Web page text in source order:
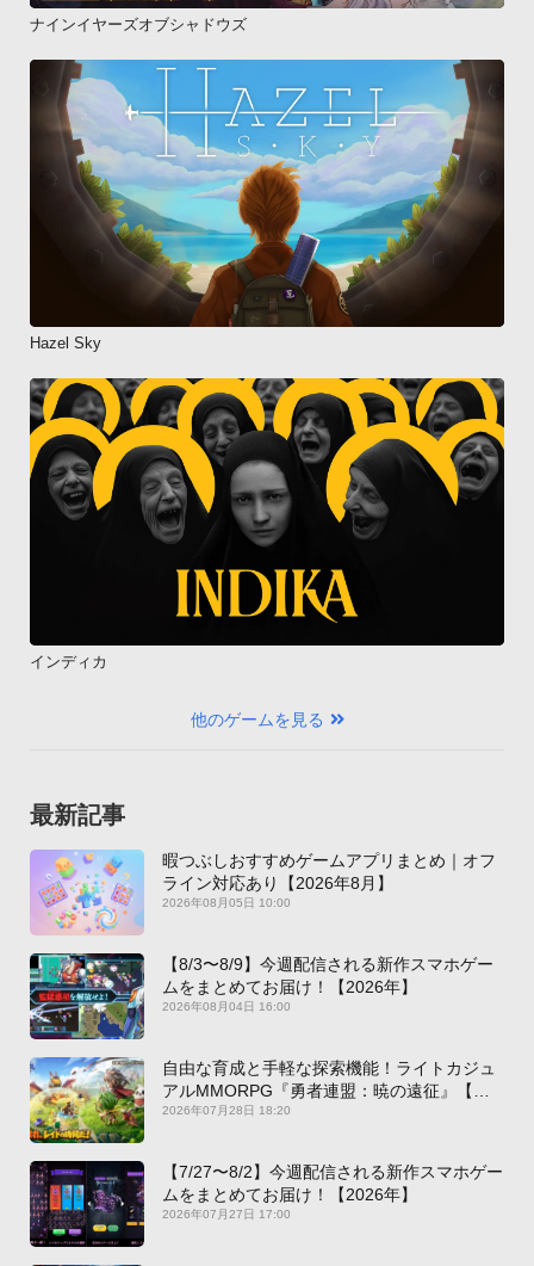
は営業時間内のみとなります。
が多発しております。
お問い合わせの前に「support_anapp@dp-corp.co.jp」、およ
びPCから送信されたメールの受信許可をお願い致します。この
アプリケーションには、（株）ＣＲＩ・ミドルウェア
「CRIWARE (TM) mobile」が使用されています（C）DAITO
GIKEN,INC. （C）DP  CORPORATION
ナインイヤーズオブシャドウズ
Hazel Sky
インディカ
他のゲームを見る
最新記事
暇つぶしおすすめゲームアプリまとめ｜オフ
ライン対応あり【2026年8月】
2026年08月05日 10:00
【8/3〜8/9】今週配信される新作スマホゲー
ムをまとめてお届け！【2026年】
2026年08月04日 16:00
自由な育成と手軽な探索機能！ライトカジュ
アルMMORPG『勇者連盟：暁の遠征』【最
新作PICKUP】
2026年07月28日 18:20
【7/27〜8/2】今週配信される新作スマホゲー
ムをまとめてお届け！【2026年】
2026年07月27日 17:00